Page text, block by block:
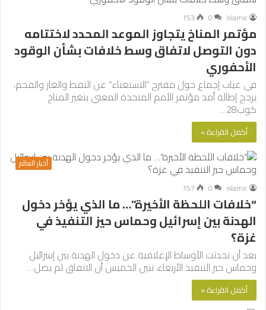
islamic
0
153
مؤتمر المناخ يتجاوز الموعد المحدد لاختتامه
دون التوصل لاتفاق وسط خلافات بشأن الوقود
الأحفوري
في غياب إجماع حول مقترح “الاستغناء” عن النفط والغاز والفحم،
يرجح إطالة أمد مؤتمر الأمم المتحدة المعني بتغير المناخ
كوب28…
أكمل القراءة »
أخبار العالم
islamic
0
157
“خلافات اللحظة الأخيرة”… ما الذي يؤخر دخول
الهدنة بين إسرائيل وحماس حيز التنفيذ في
غزة؟
بعد أن تحدثت الأوساط الإعلامية عن دخول الهدنة بين إسرائيل
وحماس حيز التنفيذ الأربعاء، تبين الخميس أن الاتفاق لم يصل…
أكمل القراءة »